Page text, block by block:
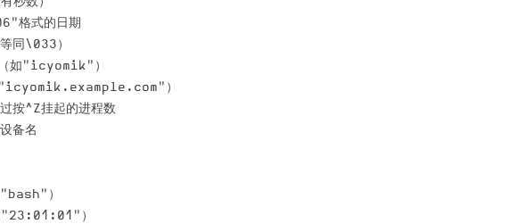
式的日期
\033）
如"icyomik"）
）
^Z挂起的进程数
备名
）
）